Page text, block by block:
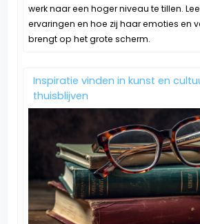
werk naar een hoger niveau te tillen.
ervaringen en hoe zij haar emoties en
brengt op het grote scherm.
Inspiratie vinden in kunst en
thuisblijven